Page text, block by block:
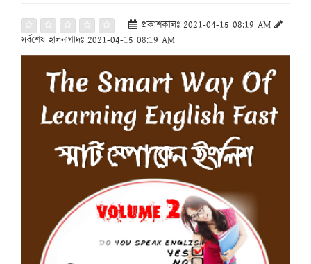
প্রকাশকালঃ 2021-04-15 08:19 AM
সর্বশেষ হালনাগাদঃ 2021-04-15 08:19 AM